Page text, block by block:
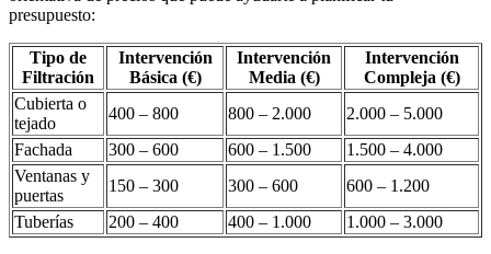
presupuesto:
Tipo de
Filtración
Intervención
Básica (€)
Intervención
Media (€)
Intervención
Compleja (€)
Cubierta o
tejado
400 – 800 800 – 2.000
2.000 – 5.000
Fachada
300 – 600 600 – 1.500
1.500 – 4.000
Ventanas y
puertas
150 – 300 300 – 600
600 – 1.200
Tuberías
200 – 400 400 – 1.000 1.000 – 3.000